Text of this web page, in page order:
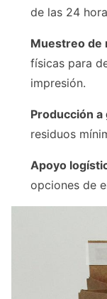
de las 24
Muestreo de
físicas para
impresión.
Producción a
residuos
Apoyo
opciones de